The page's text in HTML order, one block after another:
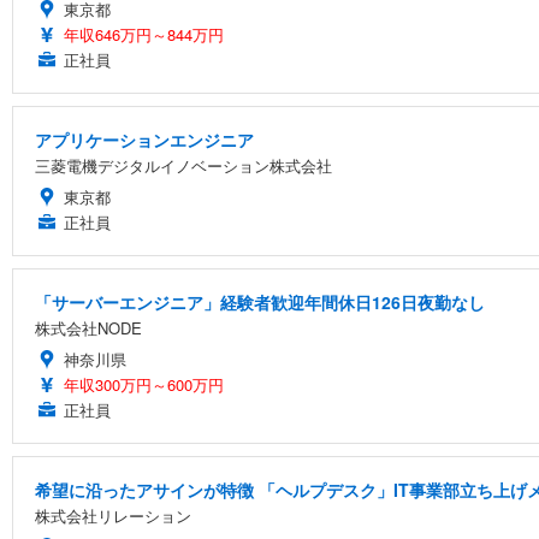
東京都
年収646万円～844万円
正社員
アプリケーションエンジニア
三菱電機デジタルイノベーション株式会社
東京都
正社員
「サーバーエンジニア」経験者歓迎年間休日126日夜勤なし
株式会社NODE
神奈川県
年収300万円～600万円
正社員
希望に沿ったアサインが特徴 「ヘルプデスク」IT事業部立ち上げ
株式会社リレーション